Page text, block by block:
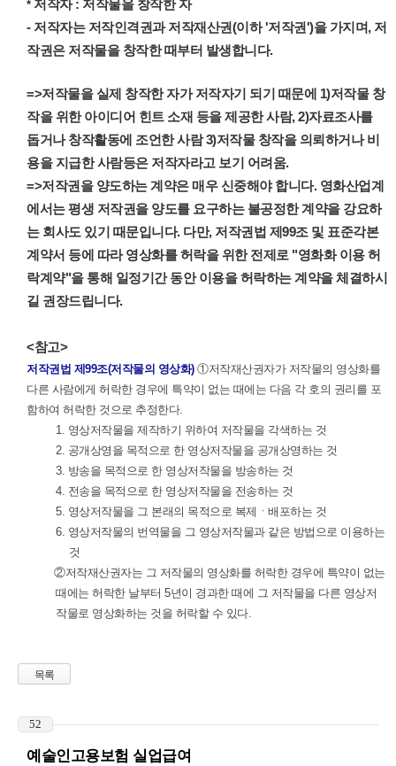
* 저작자 : 저작물을 창작한 자
- 저작자는 저작인격권과 저작재산권(이하 '저작권')을 가지며, 저
작권은 저작물을 창작한 때부터 발생합니다.
=>저작물을 실제 창작한 자가 저작자기 되기 때문에 1)저작물 창
작을 위한 아이디어 힌트 소재 등을 제공한 사람, 2)자료조사를
돕거나 창작활동에 조언한 사람 3)저작물 창작을 의뢰하거나 비
용을 지급한 사람등은 저작자라고 보기 어려움.
=>저작권을 양도하는 계약은 매우 신중해야 합니다. 영화산업계
에서는 평생 저작권을 양도를 요구하는 불공정한 계약을 강요하
는 회사도 있기 때문입니다. 다만, 저작권법 제99조 및 표준각본
계약서 등에 따라 영상화를 허락을 위한 전제로 "영화화 이용 허
락계약"을 통해 일정기간 동안 이용을 허락하는 계약을 체결하시
길 권장드립니다.
<참고>
저작권법 제99조(저작물의 영상화) ①저작재산권자가 저작물의 영상화를
다른 사람에게 허락한 경우에 특약이 없는 때에는 다음 각 호의 권리를 포
함하여 허락한 것으로 추정한다.
1. 영상저작물을 제작하기 위하여 저작물을 각색하는 것
2. 공개상영을 목적으로 한 영상저작물을 공개상영하는 것
3. 방송을 목적으로 한 영상저작물을 방송하는 것
4. 전송을 목적으로 한 영상저작물을 전송하는 것
5. 영상저작물을 그 본래의 목적으로 복제ㆍ배포하는 것
6. 영상저작물의 번역물을 그 영상저작물과 같은 방법으로 이용하는
것
②저작재산권자는 그 저작물의 영상화를 허락한 경우에 특약이 없는
때에는 허락한 날부터 5년이 경과한 때에 그 저작물을 다른 영상저
작물로 영상화하는 것을 허락할 수 있다.
목록
52
예술인고용보험 실업급여